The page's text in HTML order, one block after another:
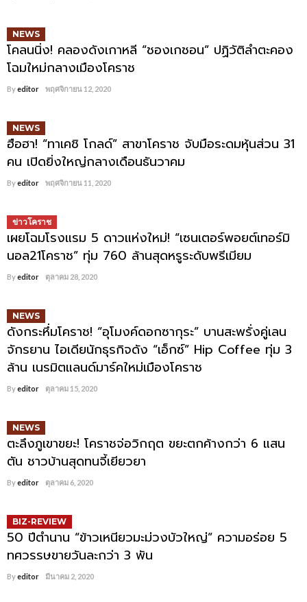
NEWS
โคลนนิ่ง! คลองดังเกาหลี “ชองเกชอน” ปฏิวัติลำตะคอง
โฉมใหม่กลางเมืองโคราช
Byeditor พฤศจิกายน 12, 2020
NEWS
ฮือฮา! “ทาเคชิ โกลด์” สาขาโคราช จับมือระดมหุ้นส่วน 31
คน เปิดยิ่งใหญ่กลางเดือนธันวาคม
Byeditor พฤศจิกายน 11, 2020
ข่าวโคราช
เผยโฉมโรงแรม 5 ดาวแห่งใหม่! “เซนเตอร์พอยต์เทอร์มิ
นอล21โคราช” ทุ่ม 760 ล้านสุดหรูระดับพรีเมียม
Byeditor ตุลาคม 28, 2020
NEWS
ดังกระหึ่มโคราช! “อุโมงค์ดอกซากุระ” บานสะพรั่งคู่เลน
จักรยาน ไอเดียนักธุรกิจดัง “เอ็กซ์” Hip Coffee ทุ่ม 3
ล้าน เนรมิตแลนด์มาร์คใหม่เมืองโคราช
Byeditor ตุลาคม 15, 2020
NEWS
ตะลึงภูเขาขยะ! โคราชจ่อวิกฤต ขยะตกค้างกว่า 6 แสน
ตัน ชาวบ้านสุดทนจี้เยียวยา
Byeditor ตุลาคม 6, 2020
BIZ-REVIEW
50 ปีตำนาน “ข้าวเหนียวมะม่วงบัวใหญ่” ความอร่อย 5
ทศวรรษขายวันละกว่า 3 พัน
Byeditor มีนาคม 2, 2020